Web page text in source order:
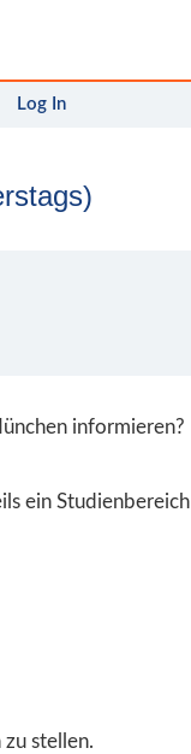
Log In
informieren?
ein Studienbereich
stellen.